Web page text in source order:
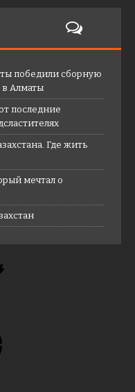
победили сборную
Алматы
последние
Где жить
мечтал о